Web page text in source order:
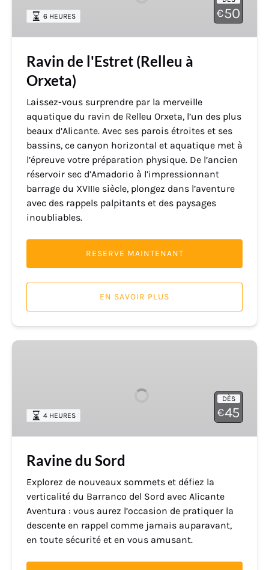
Orxeta)
€50
6 HEURES
Ravin de l'Estret (Relleu à
Orxeta)
Laissez-vous surprendre par la merveille
aquatique du ravin de Relleu Orxeta, l’un des plus
beaux d’Alicante. Avec ses parois étroites et ses
bassins, ce canyon horizontal et aquatique met à
l’épreuve votre préparation physique. De l’ancien
réservoir sec d’Amadorio à l’impressionnant
barrage du XVIIIe siècle, plongez dans l’aventure
avec des rappels palpitants et des paysages
inoubliables.
RESERVE MAINTENANT
EN SAVOIR PLUS
Ravine
DÈS
€45
4 HEURES
Ravine du Sord
Explorez de nouveaux sommets et défiez la
verticalité du Barranco del Sord avec Alicante
Aventura : vous aurez l’occasion de pratiquer la
descente en rappel comme jamais auparavant,
en toute sécurité et en vous amusant.